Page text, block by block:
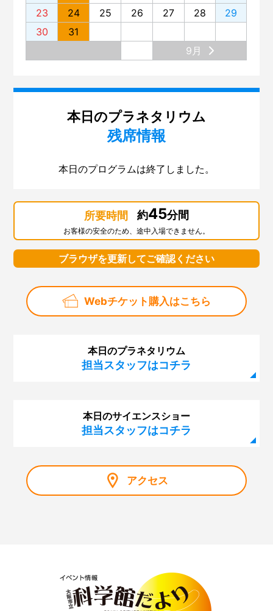
第135回 プラネタリウム「宇宙ヒストリア～138億年、
原子の旅～」
第134回 プラネタリウム。リニューアルの舞台裏
第132回 大阪市立科学館と大阪大学
第131回 展示場リニューアル準備 ～気象コーナー～
第130回「はやぶさ２」
OSAKA」
ン」
第127回「スーパー磁石で大実験」
第126回「科学デモンストレーター10周年」
第125回「火星大接近」
第124回 サイエンスショー「ふわふわ、きらきら！シ
ャボン玉サイエンス」
第122回 プラネタリウム「はるかなる大マゼラン雲」
第120回 幼児のための企画展「にじのせかい」
第118回 企画展「大阪市立科学館資料で見るノーベル賞
第114回 「空を眺めると…～夏の雲はモクモク雲～」
第113回 プラネタリウム「木星と土星を見よう」
23
24 25 26 27 28
29
30
31
9月
本日のプラネタリウム
残席情報
本日のプログラムは終了しました。
所要時間 約45分間
お客様の安全のため、途中入場できません。
ブラウザを更新してご確認ください
Webチケット購入はこちら
本日のプラネタリウム
担当スタッフはコチラ
本日のサイエンスショー
担当スタッフはコチラ
アクセス